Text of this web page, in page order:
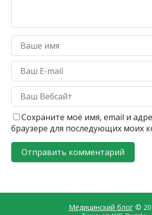
Сохраните моё имя, email и
браузере для последующих моих
Медицинский блог©